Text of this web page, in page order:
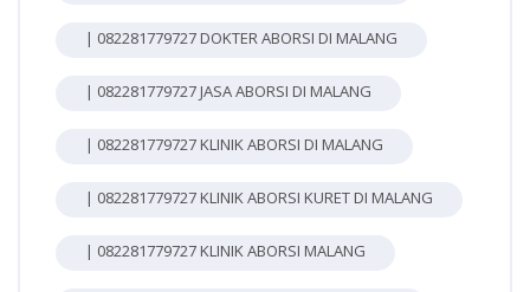
| 082281779727 DOKTER ABORSI DI MALANG
| 082281779727 JASA ABORSI DI MALANG
| 082281779727 KLINIK ABORSI DI MALANG
| 082281779727 KLINIK ABORSI KURET DI MALANG
| 082281779727 KLINIK ABORSI MALANG